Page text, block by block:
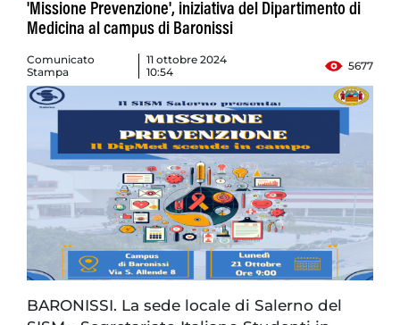
'Missione Prevenzione', iniziativa del Dipartimento di
Medicina al campus di Baronissi
Comunicato
Stampa
11 ottobre 2024
10:54
5677
BARONISSI. La sede locale di Salerno del